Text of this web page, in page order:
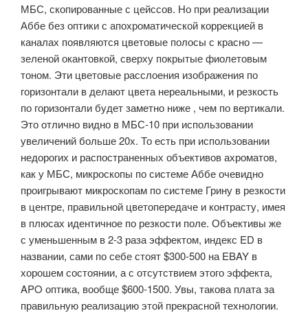
МБС, скопированные с цейссов. Но при реализации
Аббе без оптики с апохроматической коррекцией в
каналах появляются цветовые полосы с красно —
зеленой окантовкой, сверху покрытые фиолетовым
тоном. Эти цветовые расслоения изображения по
горизонтали в делают цвета нереальными, и резкость
по горизонтали будет заметно ниже , чем по вертикали.
Это отлично видно в МБС-10 при использовании
увеличений больше 20х. То есть при использовании
недорогих и распостраненных объективов ахроматов,
как у МБС, микроскопы по системе Аббе очевидно
проигрывают микроскопам по системе Грину в резкости
в центре, правильной цветопередаче и контрасту, имея
в плюсах идентичное по резкости поле. Объективы же
с уменьшенным в 2-3 раза эффектом, индекс ED в
названии, сами по себе стоят $300-500 на EBAY в
хорошем состоянии, а с отсутствием этого эффекта,
APO оптика, вообще $600-1500. Увы, такова плата за
правильную реализацию этой прекрасной технологии.